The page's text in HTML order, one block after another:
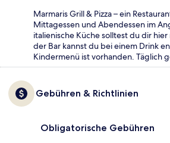
Marmaris Grill & Pizza – ein
Mittagessen und Abendessen im
italienische Küche solltest du dir
der Bar kannst du bei einem Drink
Kindermenü ist vorhanden. Täglich
Gebühren & Richtlinien
Obligatorische Gebühren